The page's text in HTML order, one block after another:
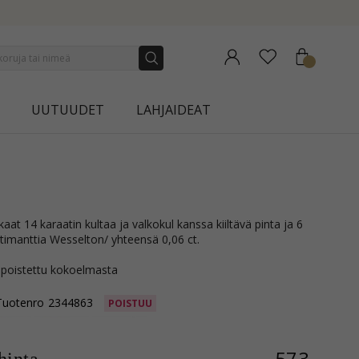
UUTUUDET LAHJAIDEAT
Wesselton/ yhteensä 0,06 ct.
poistettu kokoelmasta
2344863 POISTUU